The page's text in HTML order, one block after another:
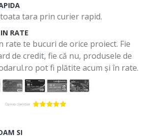
tara prin curier rapid.
RATE
rate te bucuri de orice proiect. Fie
de credit, fie că nu, produsele de
pot fi plătite acum și în rate.
SI